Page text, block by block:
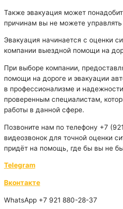
Также эвакуация может
причинам вы не можете
Эвакуация начинается с оценки
компании выездной помощи на
При выборе компании,
помощи на дороге и эвакуации
в профессионализме и
проверенным специалистам,
работы в данной сфере.
Позвоните нам по телефону +7
видеозвонок для точной оценки
придёт на помощь, где бы вы не
Telegram
Вконтакте
WhatsApp +7 921 880-28-37